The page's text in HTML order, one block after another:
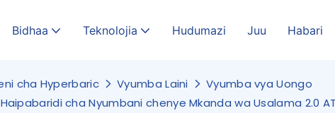
Bidhaa Teknolojia Hudumazi Juu Habari
cha Hyperbaric Vyumba Laini
Vyumba vya Uongo
cha Nyumbani chenye Mkanda wa Usalama 2.0